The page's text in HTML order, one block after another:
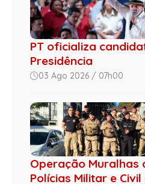
PT oficializa
Presidência
03 Ago 2026 / 07h00
Operação Muralhas
Polícias Militar e